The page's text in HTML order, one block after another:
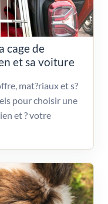
cage de
et sa voiture
mat?riaux et s?
pour choisir une
et ? votre